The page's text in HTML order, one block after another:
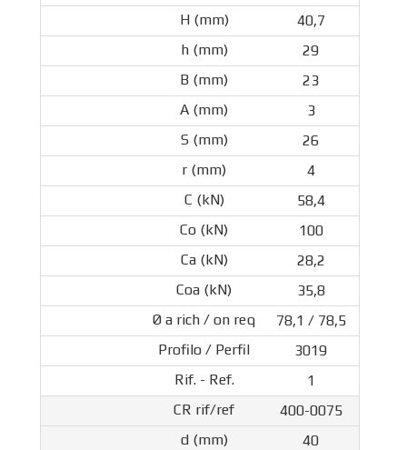
40,7
29
23
3
26
4
58,4
100
28,2
35,8
78,1 / 78,5
3019
1
400-0075
40